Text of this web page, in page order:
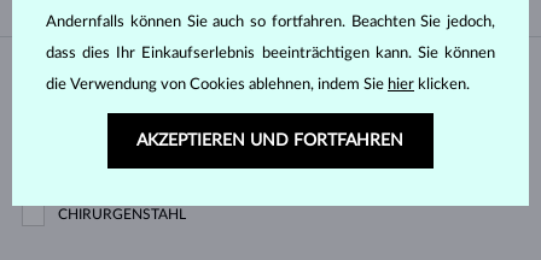
Material
GELBGOLD
CHIRURGENSTAHL
Andernfalls können Sie auch so fortfahren. Beachten Sie jedoch,
dass dies Ihr Einkaufserlebnis beeinträchtigen kann. Sie können
die Verwendung von Cookies ablehnen, indem Sie hier klicken.
AKZEPTIEREN UND FORTFAHREN